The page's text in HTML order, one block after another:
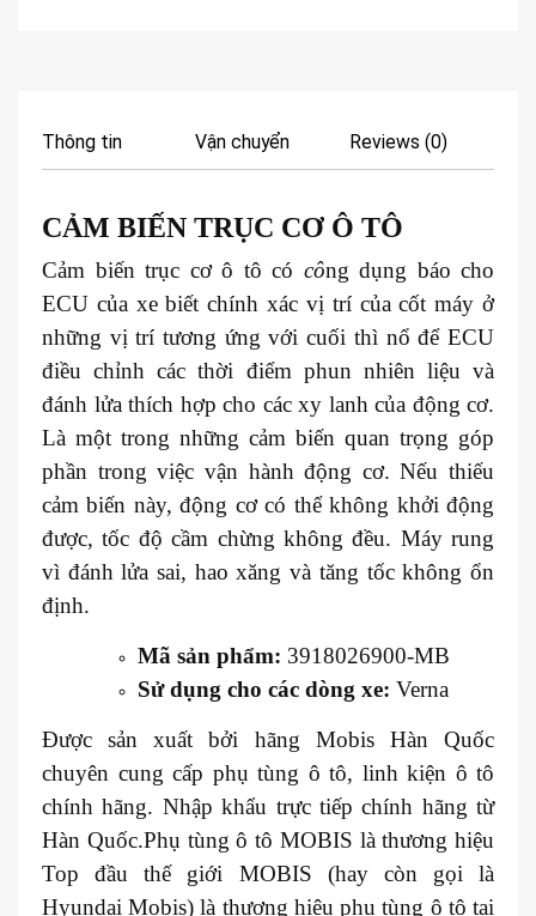
Thông tin Vận chuyển Reviews (0)
CẢM BIẾN TRỤC CƠ Ô TÔ
Cảm biến trục cơ ô tô có công dụng báo cho
ECU của xe biết chính xác vị trí của cốt máy ở
những vị trí tương ứng với cuối thì nổ để ECU
điều chỉnh các thời điểm phun nhiên liệu và
đánh lửa thích hợp cho các xy lanh của động cơ.
Là một trong những cảm biến quan trọng góp
phần trong việc vận hành động cơ. Nếu thiếu
cảm biến này, động cơ có thể không khởi động
được, tốc độ cầm chừng không đều. Máy rung
vì đánh lửa sai, hao xăng và tăng tốc không ổn
định.
Mã sản phẩm: 3918026900-MB
Sử dụng cho các dòng xe: Verna
Được sản xuất bởi hãng Mobis Hàn Quốc
chuyên cung cấp phụ tùng ô tô, linh kiện ô tô
chính hãng. Nhập khẩu trực tiếp chính hãng từ
Hàn Quốc.Phụ tùng ô tô MOBIS là thương hiệu
Top đầu thế giới MOBIS (hay còn gọi là
Hyundai Mobis) là thương hiệu phụ tùng ô tô tại